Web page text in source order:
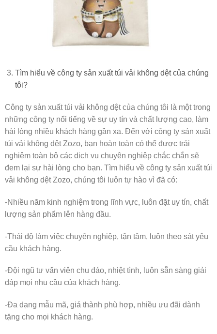
Tìm hiểu về công ty sản xuất túi vải không dệt của chúng
tôi?
Công ty sản xuất túi vải không dệt của chúng tôi là một trong
những công ty nổi tiếng về sự uy tín và chất lượng cao, làm
hài lòng nhiều khách hàng gần xa. Đến với công ty sản xuất
túi vải không dệt Zozo, bạn hoàn toàn có thể được trải
nghiệm toàn bộ các dịch vụ chuyên nghiệp chắc chắn sẽ
đem lại sự hài lòng cho bạn. Tìm hiểu về công ty sản xuất túi
vải không dệt Zozo, chúng tôi luôn tự hào vì đã có:
-Nhiều năm kinh nghiệm trong lĩnh vực, luôn đặt uy tín, chất
lượng sản phẩm lên hàng đầu.
-Thái độ làm việc chuyên nghiệp, tận tâm, luôn theo sát yêu
cầu khách hàng.
-Đội ngũ tư vấn viên chu đáo, nhiệt tình, luôn sẵn sàng giải
đáp mọi nhu cầu của khách hàng.
-Đa dạng mẫu mã, giá thành phù hợp, nhiều ưu đãi dành
tặng cho mọi khách hàng.